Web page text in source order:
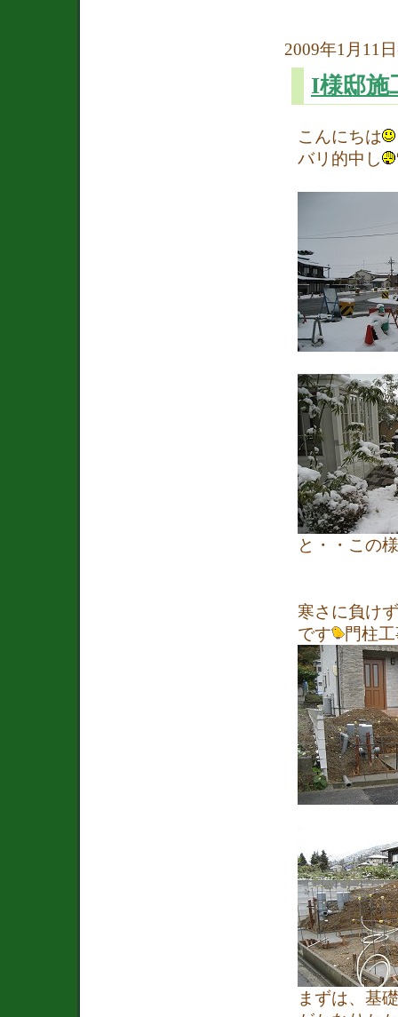
2009年1月11
I様邸施
こんにちは
バリ的中し
と・・この
寒さに負けず
です
門柱
まずは、基